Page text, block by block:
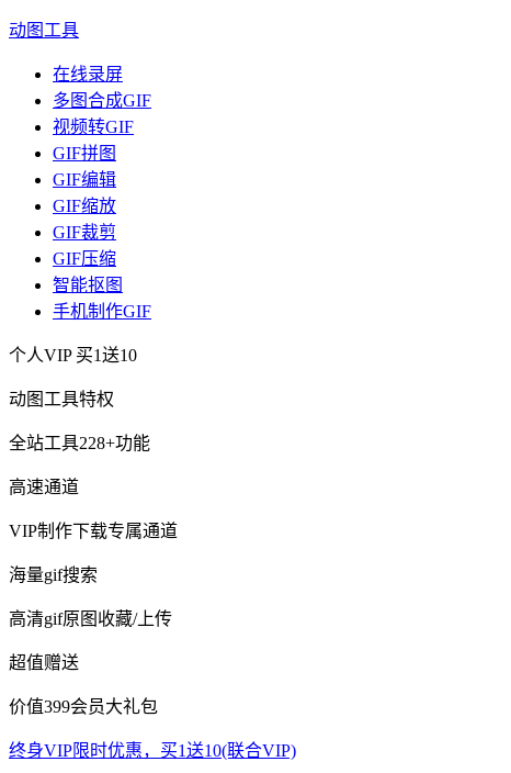
动图工具
在线录屏
多图合成GIF
视频转GIF
GIF拼图
GIF编辑
GIF缩放
GIF裁剪
GIF压缩
智能抠图
手机制作GIF
个人VIP 买1送10
动图工具特权
全站工具228+功能
高速通道
VIP制作下载专属通道
海量gif搜索
高清gif原图收藏/上传
超值赠送
价值399会员大礼包
终身VIP限时优惠，买1送10(联合VIP)